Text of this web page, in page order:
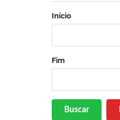
Início
Fim
Buscar